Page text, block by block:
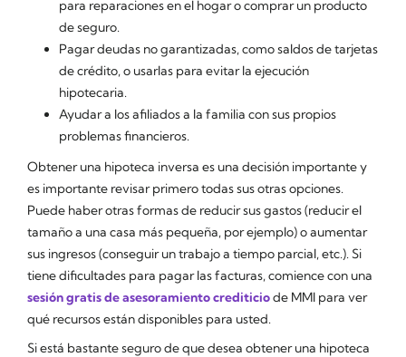
para reparaciones en el hogar o comprar un producto
de seguro.
Pagar deudas no garantizadas, como saldos de tarjetas
de crédito, o usarlas para evitar la ejecución
hipotecaria.
Ayudar a los afiliados a la familia con sus propios
problemas financieros.
Obtener una hipoteca inversa es una decisión importante y
es importante revisar primero todas sus otras opciones.
Puede haber otras formas de reducir sus gastos (reducir el
tamaño a una casa más pequeña, por ejemplo) o aumentar
sus ingresos (conseguir un trabajo a tiempo parcial, etc.). Si
tiene dificultades para pagar las facturas, comience con una
sesión gratis de asesoramiento crediticiode MMI para ver
qué recursos están disponibles para usted.
Si está bastante seguro de que desea obtener una hipoteca